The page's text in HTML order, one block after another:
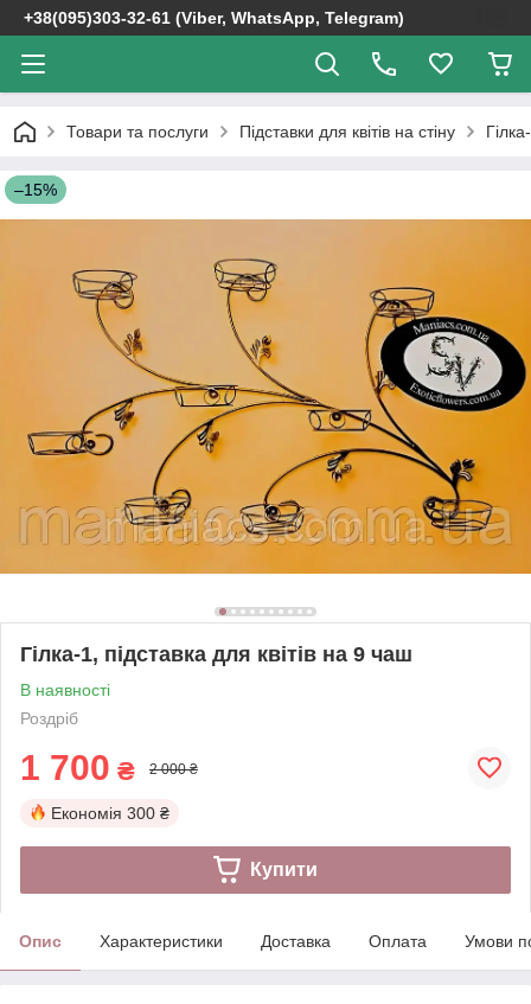
+38(095)303-32-61 (Viber, WhatsApp, Telegram)
Товари та послуги Підставки для квітів на стіну
–15%
Гілка-1, підставка для квітів на 9 чаш
В наявності
Роздріб
1 700 ₴ 2 000 ₴
Економія 300 ₴
Купити
Опис Характеристики Доставка Оплата Умови